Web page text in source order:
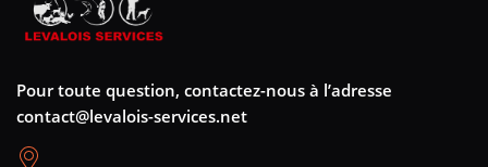
Pour toute question, contactez-nous à l’adresse
contact@levalois-services.net